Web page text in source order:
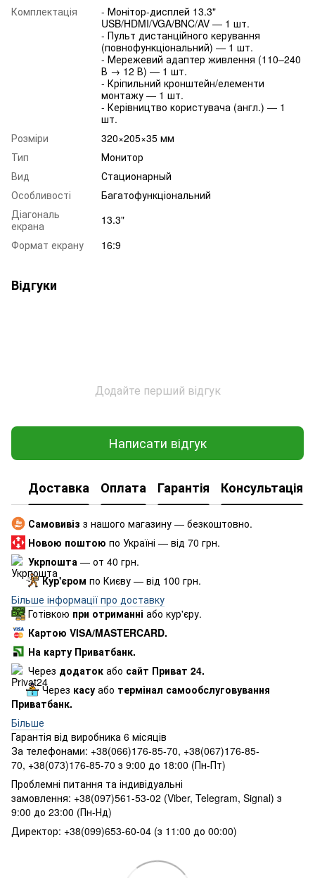
Комплектація
- Монітор-дисплей 13.3"
USB/HDMI/VGA/BNC/AV — 1 шт.
- Пульт дистанційного керування
(повнофункціональний) — 1 шт.
- Мережевий адаптер живлення (110–240
В → 12 В) — 1 шт.
- Кріпильний кронштейн/елементи
монтажу — 1 шт.
- Керівництво користувача (англ.) — 1
шт.
Розміри
320×205×35 мм
Тип
Монитор
Вид
Стационарный
Особливості
Багатофункціональний
Діагональ
екрана
13.3"
Формат екрану
16:9
Відгуки
Додайте перший відгук
Написати відгук
Доставка Оплата Гарантія Консультація
Самовивіз з нашого магазину — безкоштовно.
Новою поштою по Україні — від 70 грн.
Укрпошта — от 40 грн.
Кур'єром по Києву — від 100 грн.
Більше інформації про доставку
Готівкою при отриманні або кур'єру.
Картою VISA/MASTERCARD.
На карту Приватбанк.
Через додаток або сайт Приват 24.
Через касу або термінал самообслуговування
Приватбанк.
Більше
Гарантія від виробника 6 місяців
За телефонами: +38(066)176-85-70, +38(067)176-85-
70, +38(073)176-85-70 з 9:00 до 18:00 (Пн-Пт)
Проблемні питання та індивідуальні
замовлення: +38(097)561-53-02 (Viber, Telegram, Signal) з
9:00 до 23:00 (Пн-Нд)
Директор: +38(099)653-60-04 (з 11:00 до 00:00)